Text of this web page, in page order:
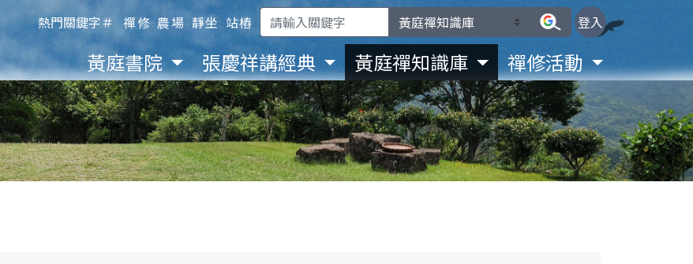
熱門關鍵字＃ 禪修 農場 靜坐 站樁 登入
黃庭書院 張慶祥講經典 黃庭禪知識庫 禪修活動